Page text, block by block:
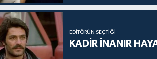
EDITÖRÜN SEÇTIĞI
KADİR İNANIR